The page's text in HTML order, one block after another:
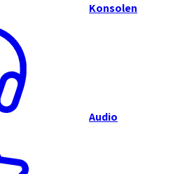
Konsolen
Audio